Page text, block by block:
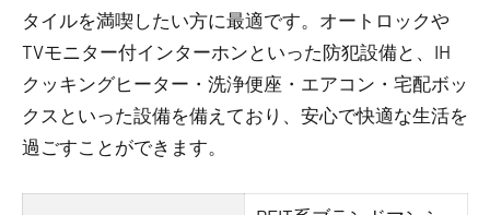
タイルを満喫したい方に最適です。オートロックや
TVモニター付インターホンといった防犯設備と、IH
クッキングヒーター・洗浄便座・エアコン・宅配ボッ
クスといった設備を備えており、安心で快適な生活を
過ごすことができます。